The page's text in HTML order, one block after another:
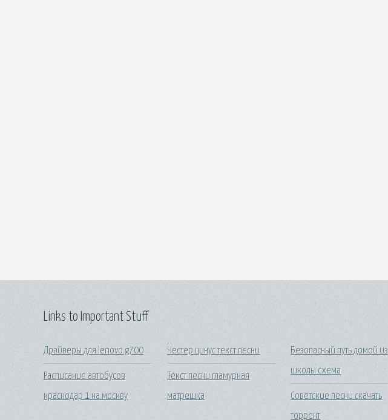
Links to Important Stuff
Драйверы для lenovo g700
Расписание автобусов
краснодар 1 на москву
Честер цинус текст песни
Текст песни гламурная
матрешка
Безопасный путь домой из
школы схема
Советские песни скачать
торрент